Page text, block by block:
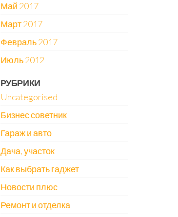
Май 2017
Март 2017
Февраль 2017
Июль 2012
РУБРИКИ
Uncategorised
Бизнес советник
Гараж и авто
Дача, участок
Как выбрать гаджет
Новости плюс
Ремонт и отделка